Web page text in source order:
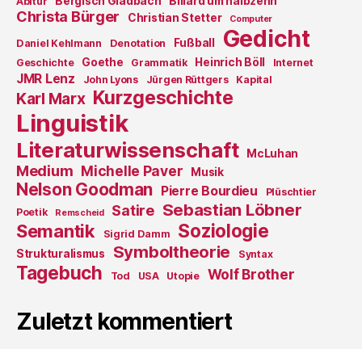
Christa Bürger Christian Stetter Computer
Daniel Kehlmann Denotation Fußball Gedicht
Geschichte Goethe Grammatik Heinrich Böll Internet
JMR Lenz John Lyons Jürgen Rüttgers Kapital
Karl Marx Kurzgeschichte
Linguistik
Literaturwissenschaft McLuhan
Medium Michelle Paver Musik
Nelson Goodman Pierre Bourdieu
Plüschtier
Poetik
Remscheid Satire Sebastian Löbner
Semantik Sigrid Damm Soziologie
Strukturalismus Symboltheorie Syntax
Tagebuch Tod USA Utopie Wolf Brother
Zuletzt kommentiert